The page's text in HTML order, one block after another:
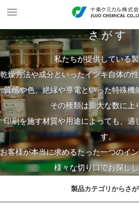
さがす
私たちが提供している
乾燥方法や成分といったインキ自体の
質感や色、絶縁や導電といった特殊機
その種類は膨大な数に上
印刷を施す材質や用途によっても、適
す。
お客様が本当に求めるたった一つのイ
様々な切り口でお探しし
製品カテゴリからさ